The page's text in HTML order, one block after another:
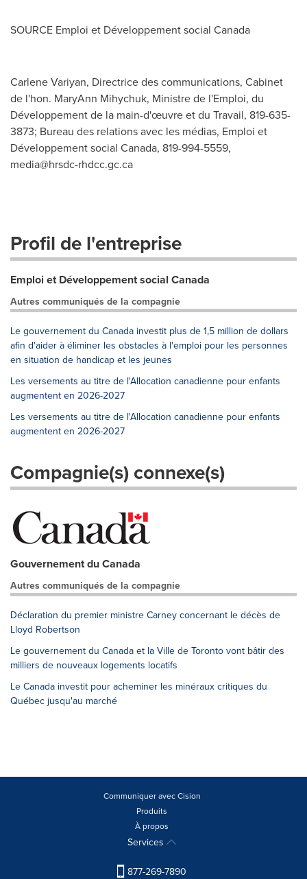
SOURCE Emploi et Développement social Canada
Carlene Variyan, Directrice des communications, Cabinet
de l'hon. MaryAnn Mihychuk, Ministre de l'Emploi, du
Développement de la main-d'œuvre et du Travail, 819-635-
3873; Bureau des relations avec les médias, Emploi et
Développement social Canada, 819-994-5559,
media@hrsdc-rhdcc.gc.ca
Profil de l'entreprise
Emploi et Développement social Canada
Autres communiqués de la compagnie
Le gouvernement du Canada investit plus de 1,5 million de dollars
afin d'aider à éliminer les obstacles à l'emploi pour les personnes
en situation de handicap et les jeunes
Les versements au titre de l'Allocation canadienne pour enfants
augmentent en 2026-2027
Les versements au titre de l'Allocation canadienne pour enfants
augmentent en 2026-2027
Compagnie(s) connexe(s)
Gouvernement du Canada
Autres communiqués de la compagnie
Déclaration du premier ministre Carney concernant le décès de
Lloyd Robertson
Le gouvernement du Canada et la Ville de Toronto vont bâtir des
milliers de nouveaux logements locatifs
Le Canada investit pour acheminer les minéraux critiques du
Québec jusqu'au marché
Communiquer avec Cision
Produits
À propos
Services
877-269-7890